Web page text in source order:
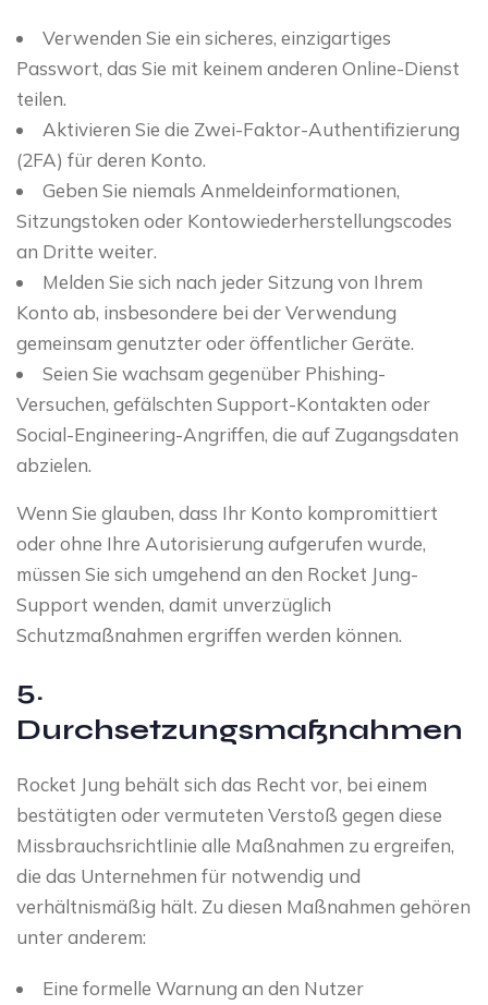
Verwenden Sie ein sicheres, einzigartiges
Passwort, das Sie mit keinem anderen Online-Dienst
teilen.
Aktivieren Sie die Zwei-Faktor-Authentifizierung
(2FA) für deren Konto.
Geben Sie niemals Anmeldeinformationen,
Sitzungstoken oder Kontowiederherstellungscodes
an Dritte weiter.
Melden Sie sich nach jeder Sitzung von Ihrem
Konto ab, insbesondere bei der Verwendung
gemeinsam genutzter oder öffentlicher Geräte.
Seien Sie wachsam gegenüber Phishing-
Versuchen, gefälschten Support-Kontakten oder
Social-Engineering-Angriffen, die auf Zugangsdaten
abzielen.
Wenn Sie glauben, dass Ihr Konto kompromittiert
oder ohne Ihre Autorisierung aufgerufen wurde,
müssen Sie sich umgehend an den Rocket Jung-
Support wenden, damit unverzüglich
Schutzmaßnahmen ergriffen werden können.
5.
Durchsetzungsmaßnahmen
Rocket Jung behält sich das Recht vor, bei einem
bestätigten oder vermuteten Verstoß gegen diese
Missbrauchsrichtlinie alle Maßnahmen zu ergreifen,
die das Unternehmen für notwendig und
verhältnismäßig hält. Zu diesen Maßnahmen gehören
unter anderem:
Eine formelle Warnung an den Nutzer